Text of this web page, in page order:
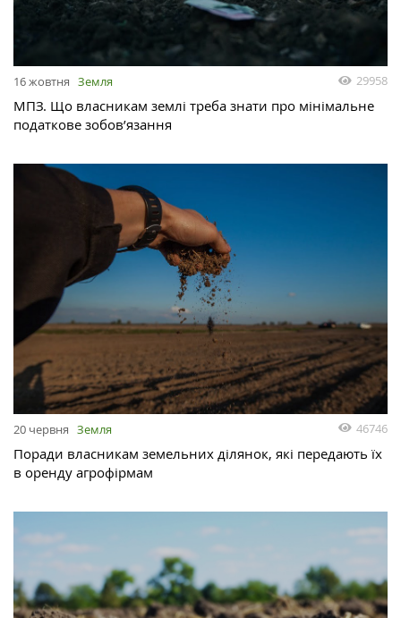
16 жовтня Земля 29958
МПЗ. Що власникам землі треба знати про мінімальне
податкове зобов’язання
20 червня Земля 46746
Поради власникам земельних ділянок, які передають їх
в оренду агрофірмам